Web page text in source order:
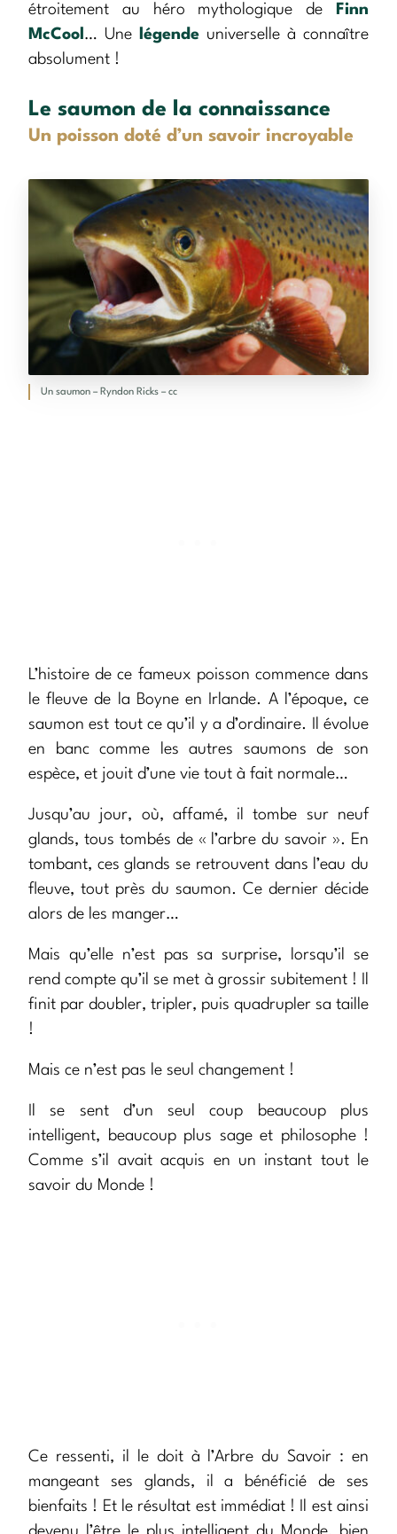
étroitement au héro mythologique de
Finn
McCool … Une légende universelle à connaître
absolument !
Le saumon de la connaissance
Un poisson doté d’un savoir incroyable
Un saumon – Ryndon Ricks – cc
L’histoire de ce fameux poisson commence dans
le fleuve de la Boyne en Irlande. A l’époque, ce
saumon est tout ce qu’il y a d’ordinaire. Il évolue
en banc comme les autres saumons de son
espèce, et jouit d’une vie tout à fait normale…
Jusqu’au jour, où, affamé, il tombe sur neuf
glands, tous tombés de « l’arbre du savoir ». En
tombant, ces glands se retrouvent dans l’eau du
fleuve, tout près du saumon. Ce dernier décide
alors de les manger…
Mais qu’elle n’est pas sa surprise, lorsqu’il se
rend compte qu’il se met à grossir subitement ! Il
finit par doubler, tripler, puis quadrupler sa taille
!
Mais ce n’est pas le seul changement !
Il se sent d’un seul coup beaucoup plus
intelligent, beaucoup plus sage et philosophe !
Comme s’il avait acquis en un instant tout le
savoir du Monde !
Ce ressenti, il le doit à l’Arbre du Savoir : en
mangeant ses glands, il a bénéficié de ses
bienfaits ! Et le résultat est immédiat ! Il est ainsi